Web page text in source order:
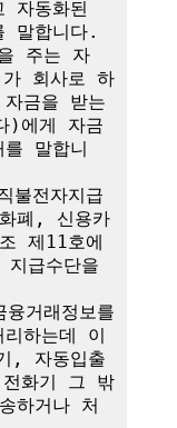
자동화된
말합니다.
주는 자
회사로 하
금을 받는
)에게 자금
말합니
전자지급
폐, 신용카
제11호에
급수단을
거래정보를
하는데 이
, 자동입출
화기 그 밖
하거나 처